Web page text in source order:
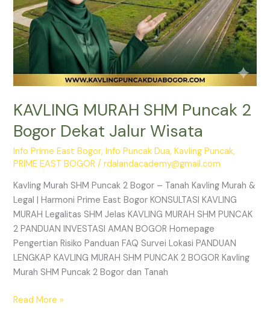
KAVLING MURAH SHM Puncak 2
Bogor Dekat Jalur Wisata
Info Prime East Bogor,Info Puncak Dua,Kavling Puncak,
PRIME EAST BOGOR /rdalandacademy@gmail.com
Kavling Murah SHM Puncak 2 Bogor – Tanah Kavling Murah &
Legal | Harmoni Prime East Bogor KONSULTASI KAVLING
MURAH Legalitas SHM Jelas KAVLING MURAH SHM PUNCAK
2 PANDUAN INVESTASI AMAN BOGOR Homepage
Pengertian Risiko Panduan FAQ Survei Lokasi PANDUAN
LENGKAP KAVLING MURAH SHM PUNCAK 2 BOGOR Kavling
Murah SHM Puncak 2 Bogor dan Tanah
Read More »